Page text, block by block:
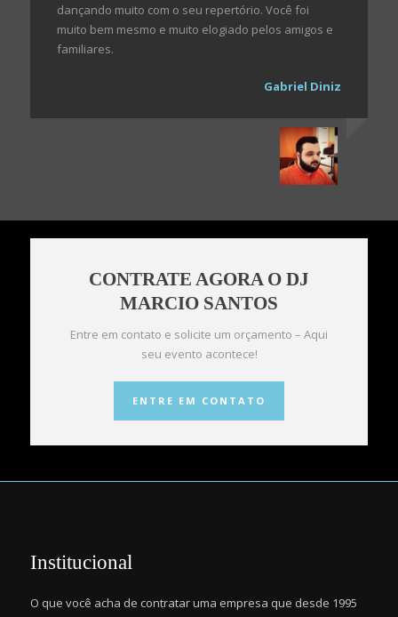
dançando muito com o seu repertório. Você foi
muito bem mesmo e muito elogiado pelos amigos e
familiares.
Gabriel Diniz
CONTRATE AGORA O DJ
MARCIO SANTOS
Entre em contato e solicite um orçamento – Aqui
seu evento acontece!
ENTRE EM CONTATO
Institucional
O que você acha de contratar uma empresa que desde 1995